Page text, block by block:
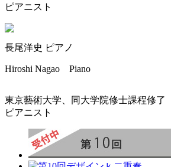
ピアニスト
長尾洋史 ピアノ
Hiroshi Nagao Piano
東京藝術大学、同大学院修士課程修了
ピアニスト